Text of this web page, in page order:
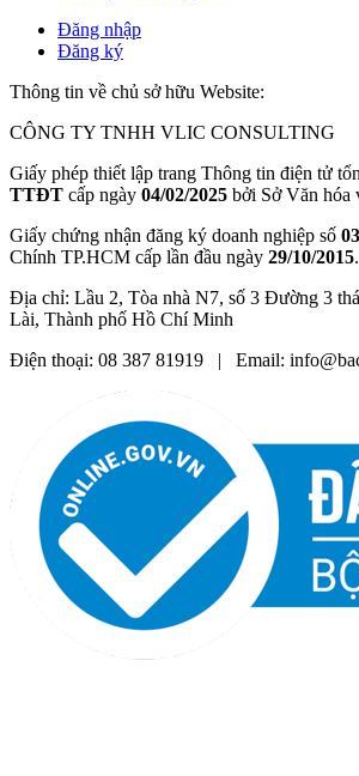
Đăng nhập
Đăng ký
Thông tin về chủ sở hữu Website:
CÔNG TY TNHH VLIC CONSULTING
Giấy phép thiết lập trang Thông tin điện tử
TTĐT cấp ngày 04/02/2025 bởi Sở Văn hóa
Giấy chứng nhận đăng ký doanh nghiệp số
Chính TP.HCM cấp lần đầu ngày 29/10/2015.
Địa chỉ: Lầu 2, Tòa nhà N7, số 3 Đường 3
Lài, Thành phố Hồ Chí Minh
Điện thoại: 08 387 81919 | Email: